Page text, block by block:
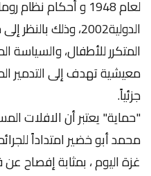
لعام 1948 و أحكام
الدولية2002، وذلك
المتكرر للأطفال،
معيشية تهدف إلى التدمير
جزئياً.
"حماية" يعتبر أن الافلات
محمد أبو خضير امتداداً
غزة اليوم ، بمثابة إفصاح